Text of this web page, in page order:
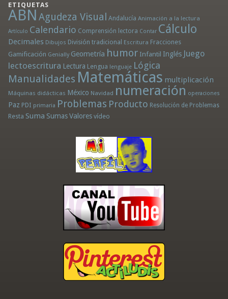
ETIQUETAS
ABN Agudeza Visual Andalucía Animación a la lectura
Artículo Calendario Comprensión lectora Contar Cálculo
Decimales Dibujos División tradicional Escritura Fracciones
Gamificación Genially Geometría humor Infantil Inglés Juego
lectoescritura Lectura Lengua lenguaje Lógica
Manualidades Matemáticas multiplicación
Máquinas didácticas México Navidad numeración operaciones
Paz PDI primaria Problemas Producto Resolución de Problemas
Resta Suma Sumas Valores vídeo